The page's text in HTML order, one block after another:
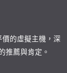
的虛擬主機，深
推薦與肯定。